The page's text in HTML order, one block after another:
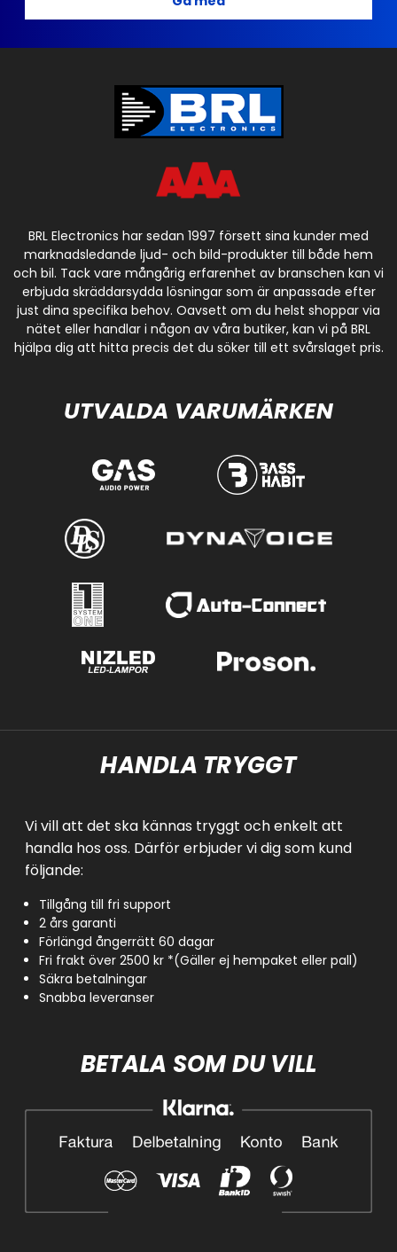
BRL Electronics har sedan 1997 försett sina kunder med
marknadsledande ljud- och bild-produkter till både hem
och bil. Tack vare mångårig erfarenhet av branschen kan vi
erbjuda skräddarsydda lösningar som är anpassade efter
just dina specifika behov. Oavsett om du helst shoppar via
nätet eller handlar i någon av våra butiker, kan vi på BRL
hjälpa dig att hitta precis det du söker till ett svårslaget pris.
UTVALDA VARUMÄRKEN
HANDLA TRYGGT
Vi vill att det ska kännas tryggt och enkelt att
handla hos oss. Därför erbjuder vi dig som kund
följande:
Tillgång till fri support
2 års garanti
Förlängd ångerrätt 60 dagar
Fri frakt över 2500 kr *(Gäller ej hempaket eller pall)
Säkra betalningar
Snabba leveranser
BETALA SOM DU VILL